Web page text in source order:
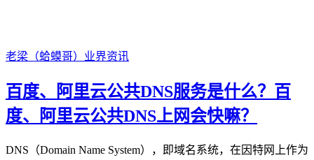
老梁（蛤蟆哥） 业界资讯
百度、阿里云公共DNS服务是什么？百
度、阿里云公共DNS上网会快嘛？
DNS（Domain Name System），即域名系统，在因特网上作为